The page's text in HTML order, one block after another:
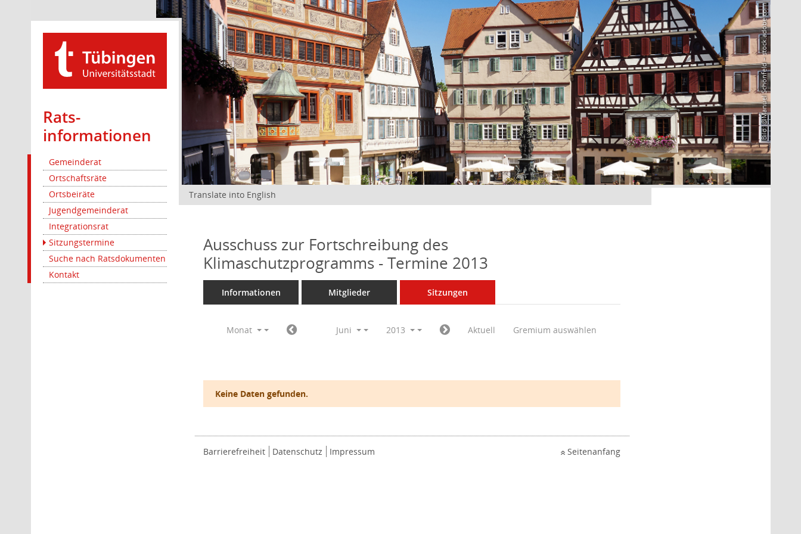
Rats­
informationen
Gemeinderat
Ortschaftsräte
Ortsbeiräte
Jugendgemeinderat
Integrationsrat
Sitzungstermine
Suche nach Ratsdokumenten
Kontakt
Bild: @Manuel Schönfeld – stock.adobe.com
Translate into English
Ausschuss zur Fortschreibung des
Klimaschutzprogramms - Termine 2013
Informationen Mitglieder Sitzungen
Monat Juni 2013 Aktuell Gremium auswählen
Keine Daten gefunden.
Barrierefreiheit Datenschutz Impressum Seitenanfang